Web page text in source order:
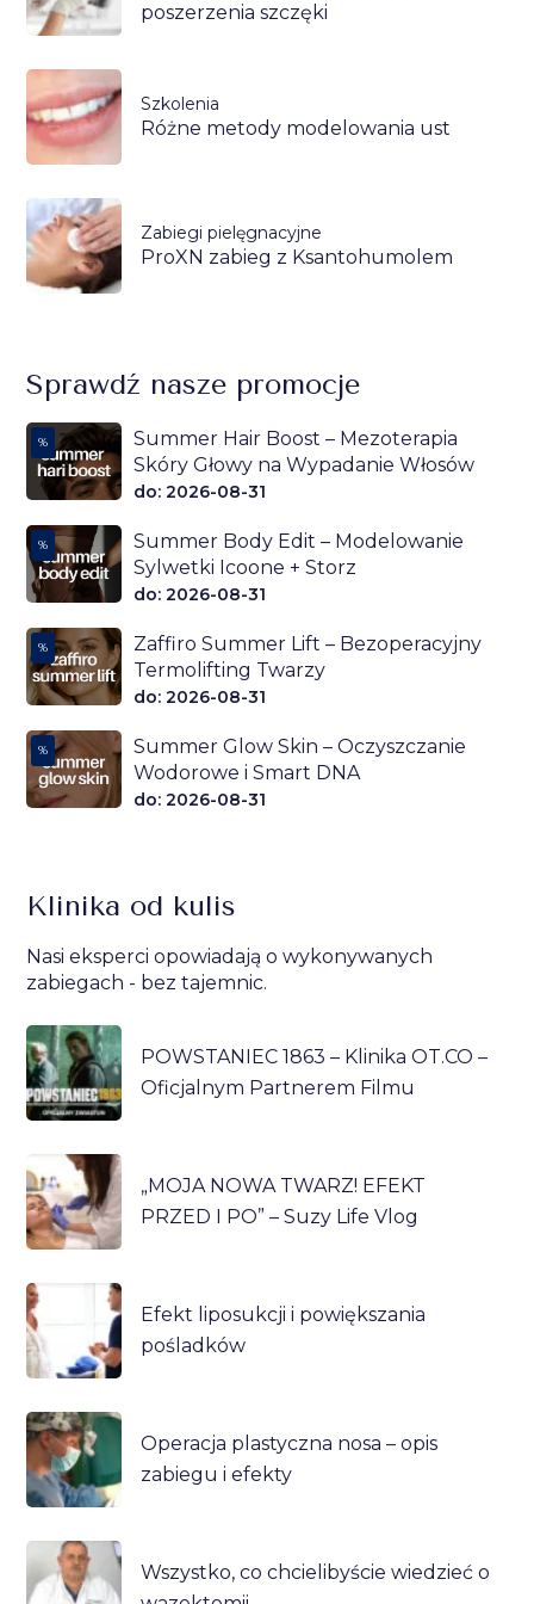
poszerzenia szczęki
Szkolenia
Różne metody modelowania ust
Zabiegi pielęgnacyjne
ProXN zabieg z Ksantohumolem
Sprawdź nasze promocje
%
Summer Hair Boost – Mezoterapia
Skóry Głowy na Wypadanie Włosów
do: 2026-08-31
%
Summer Body Edit – Modelowanie
Sylwetki Icoone + Storz
do: 2026-08-31
%
Zaffiro Summer Lift – Bezoperacyjny
Termolifting Twarzy
do: 2026-08-31
%
Summer Glow Skin – Oczyszczanie
Wodorowe i Smart DNA
do: 2026-08-31
Klinika od kulis
Nasi eksperci opowiadają o wykonywanych
zabiegach - bez tajemnic.
POWSTANIEC 1863 – Klinika OT.CO –
Oficjalnym Partnerem Filmu
„MOJA NOWA TWARZ! EFEKT
PRZED I PO” – Suzy Life Vlog
Efekt liposukcji i powiększania
pośladków
Operacja plastyczna nosa – opis
zabiegu i efekty
Wszystko, co chcielibyście wiedzieć o